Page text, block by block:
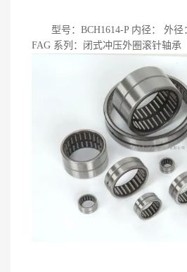
型号：BCH1614-P 内径： 外径
FAG 系列：闭式冲压外圈滚针轴承